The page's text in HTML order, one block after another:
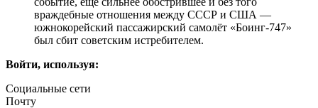
враждебные отношения между СССР и США —
южнокорейский пассажирский самолёт «Боинг-747»
был сбит советским истребителем.
Войти, используя:
Социальные сети
Почту